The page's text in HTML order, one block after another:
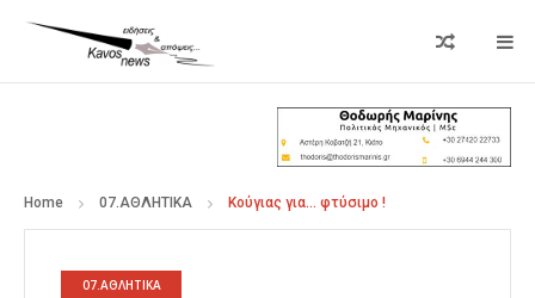
Home 07.ΑΘΛΗΤΙΚΑ Κούγιας για… φτύσιμο !
07.ΑΘΛΗΤΙΚΑ